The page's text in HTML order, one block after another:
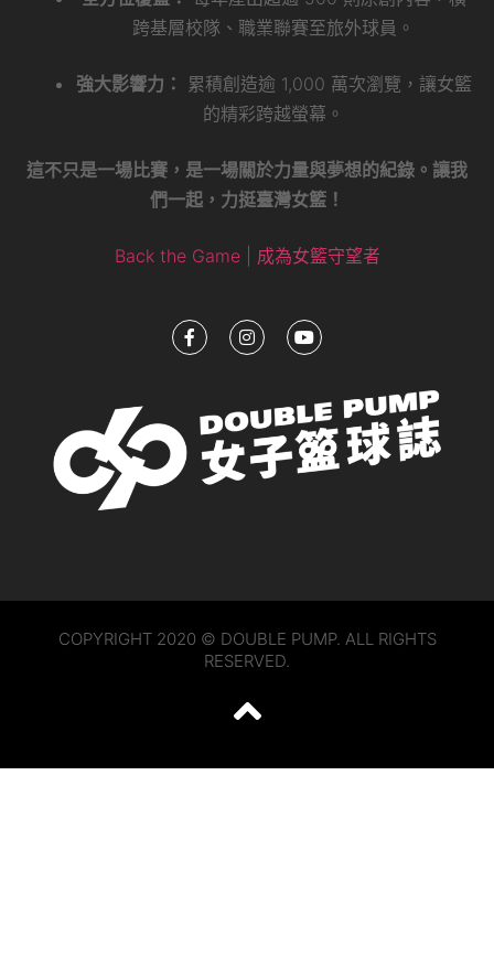
跨基層校隊、職業聯賽至旅外球員。
強大影響力：
累積創造逾 1,000 萬次瀏覽，讓女籃
的精彩跨越螢幕。
這不只是一場比賽，是一場關於力量與夢想的紀錄。讓我
們一起，力挺臺灣女籃！
Back the Game | 成為女籃守望者
COPYRIGHT 2020 © DOUBLE PUMP. ALL RIGHTS
RESERVED.